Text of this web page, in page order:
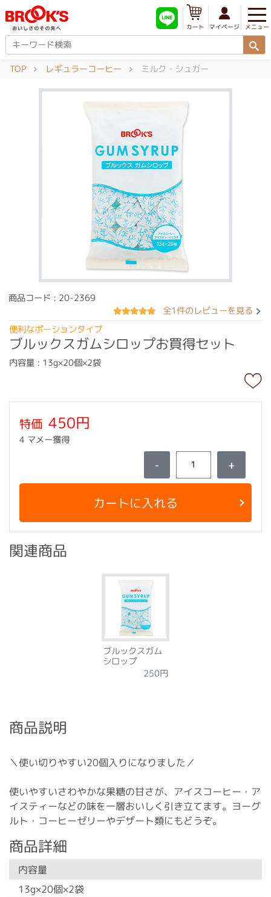
メニュー
マイページ
カート
TOP レギュラーコーヒー ミルク・シュガー
商品コード : 20-2369
全1件のレビューを見る
便利なポーションタイプ
ブルックスガムシロップお買得セット
内容量 : 13g×20個×2袋
特価 450円
4 マメー獲得
- +
カートに入れる
関連商品
ブルックスガム
シロップ
250円
商品説明
＼使い切りやすい20個入りになりました／
使いやすいさわやかな果糖の甘さが、アイスコーヒー・ア
イスティーなどの味を一層おいしく引き立てます。ヨーグ
ルト・コーヒーゼリーやデザート類にもどうぞ。
商品詳細
内容量
13g×20個×2袋